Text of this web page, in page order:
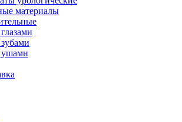
материалы
ушами